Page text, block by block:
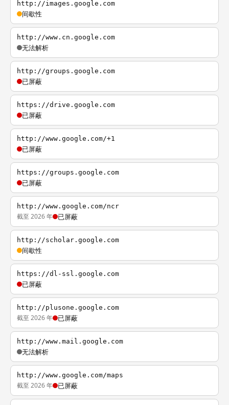
http://images.google.com
间歇性
http://www.cn.google.com
无法解析
http://groups.google.com
已屏蔽
https://drive.google.com
已屏蔽
http://www.google.com/+1
已屏蔽
https://groups.google.com
已屏蔽
http://www.google.com/ncr
截至 2026 年 已屏蔽
http://scholar.google.com
间歇性
https://dl-ssl.google.com
已屏蔽
http://plusone.google.com
截至 2026 年 已屏蔽
http://www.mail.google.com
无法解析
http://www.google.com/maps
截至 2026 年 已屏蔽